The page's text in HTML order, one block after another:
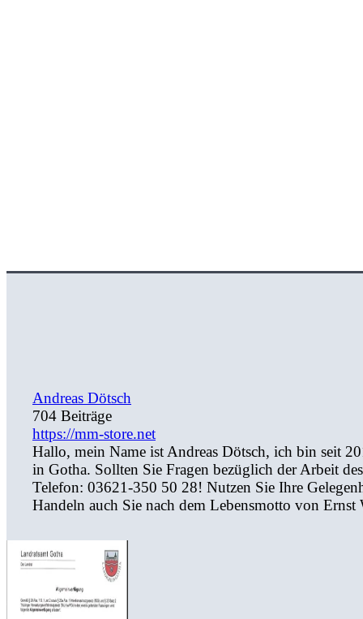
Andreas Dötsch
704 Beiträge
https://mm-store.net
Hallo, mein Name ist Andreas Dötsch, ich bin seit
in Gotha. Sollten Sie Fragen bezüglich der Arbeit
Telefon: 03621-350 50 28! Nutzen Sie Ihre
Handeln auch Sie nach dem Lebensmotto von